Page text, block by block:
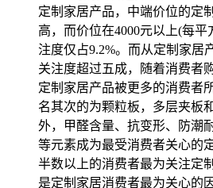
定制家居产品，中端价位的定
高，而价位在4000元以上(每
注度仅占9.2%。而从定制家居
关注度超过五成，随着消费者
定制家居产品被更多的消费者
名其次的为颗粒板，多层夹板
外，甲醛含量、抗变形、防潮
等元素成为最受消费者关心的
半数以上的消费者最为关注定
是定制家居消费者最为关心的